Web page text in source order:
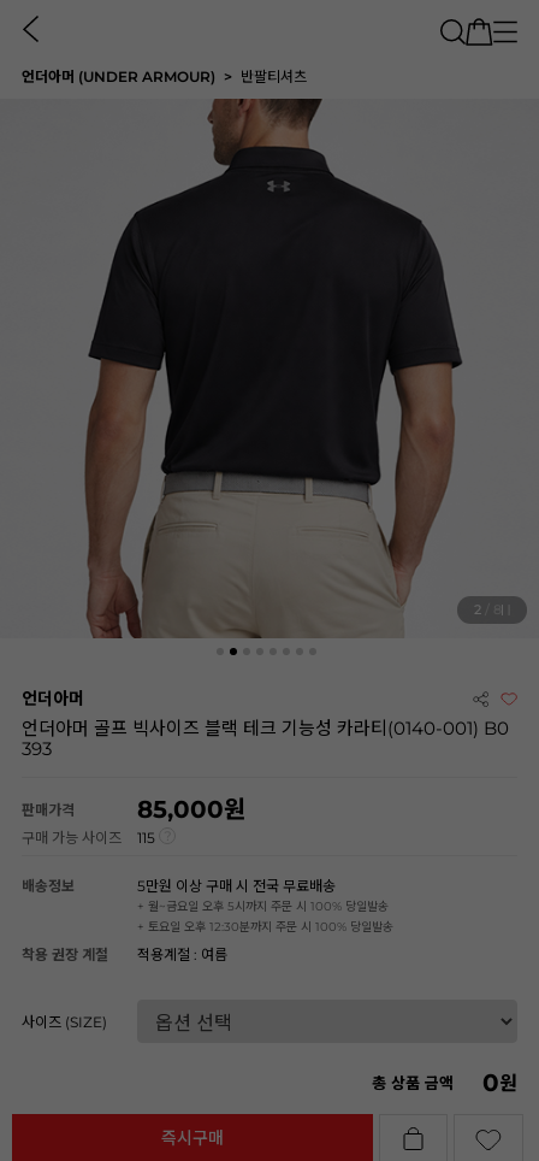
언더아머 (UNDER ARMOUR) 반팔티셔츠
2 / 8
언더아머
언더아머 골프 빅사이즈 블랙 테크 기능성 카라티(0140-001) B0
393
판매가격 85,000
구매 가능 사이즈 115
배송정보 5만원 이상 구매 시 전국 무료배송
+ 월~금요일 오후 5시까지 주문 시 100% 당일발송
+ 토요일 오후 12:30분까지 주문 시 100% 당일발송
착용 권장 계절 적용계절 : 여름
사이즈 (SIZE)
총 상품 금액 0원
즉시구매